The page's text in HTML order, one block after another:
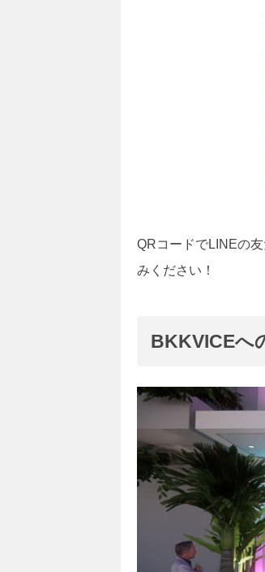
QRコードでLINEの
みください！
BKKVICEへ